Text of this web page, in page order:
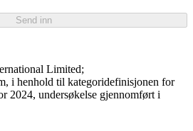
Send inn
Limited;
i henhold til kategoridefinisjonen for
2024, undersøkelse gjennomført i